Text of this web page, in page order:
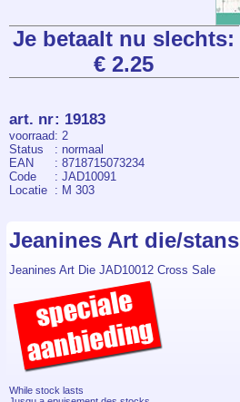
Je betaalt nu slechts:
€ 2.25
art. nr: 19183
voorraad: 2
Status
: normaal
EAN
: 8718715073234
Code
: JAD10091
Locatie : M 303
Jeanines Art die/stans
Jeanines Art Die JAD10012 Cross Sale
While stock lasts